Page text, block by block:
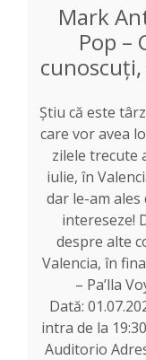
Mark
Pop –
Știu că este
care vor avea
zilele trecute
iulie, în
dar le-am ales
intereseze!
despre alte
Valencia, în
– Pa’lla
Dată:
intra de la
Auditorio